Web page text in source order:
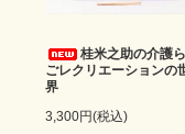
桂米之助の介護
ごレクリエーションの
界
3,300円(税込)